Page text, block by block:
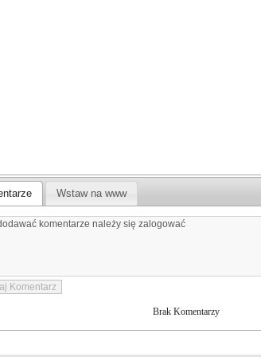
Wstaw na www
Brak Komentarzy